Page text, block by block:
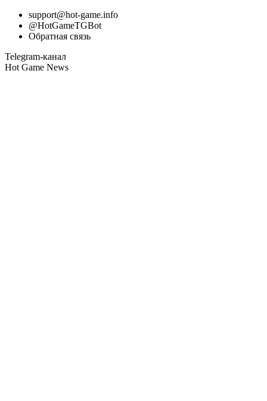
support@hot-game.info
@HotGameTGBot
Обратная связь
Telegram-канал
Hot Game News